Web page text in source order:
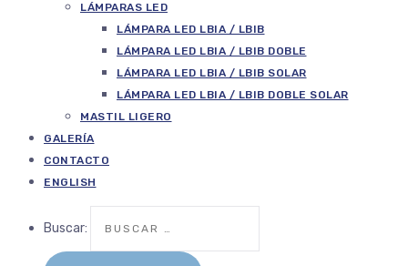
LÁMPARAS LED
LÁMPARA LED LBIA / LBIB
LÁMPARA LED LBIA / LBIB DOBLE
LÁMPARA LED LBIA / LBIB SOLAR
LÁMPARA LED LBIA / LBIB DOBLE SOLAR
MASTIL LIGERO
GALERÍA
CONTACTO
ENGLISH
Buscar: